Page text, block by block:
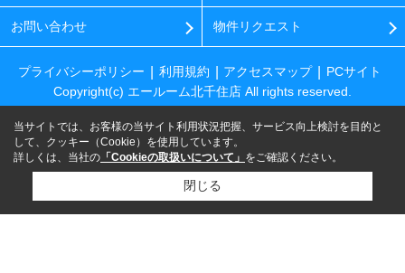
お問い合わせ 物件リクエスト
プライバシーポリシー 利用規約 アクセスマップ
PCサイト
Copyright(c) エールーム北千住店 All rights reserved.
当サイトでは、お客様の当サイト利用状況把握、サービス向上検討を目的と
して、クッキー（Cookie）を使用しています。
詳しくは、当社の 「Cookieの取扱いについて」 をご確認ください。
閉じる